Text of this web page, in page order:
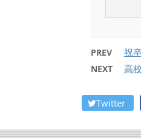
PREV 祝
NEXT 高
Twitter